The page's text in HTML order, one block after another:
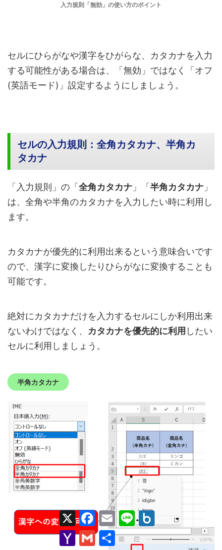
入力規則「無効」の使い方のポイント
セルにひらがなや漢字をひがらな、カタカナを入力
する可能性がある場合は、「無効」ではなく「オフ
(英語モード)」設定するようにしましょう。
セルの入力規則：全角カタカナ、半角カ
タカナ
「入力規則」の「 全角カタカナ 」「 半角カタカナ 」
は、全角や半角のカタカナを入力したい時に利用し
ます。
カタカナが優先的に利用出来るという意味合いです
ので、漢字に変換したりひらがなに変換することも
可能です。
絶対にカタカナだけを入力するセルにしか利用出来
ないわけではなく、 カタカナを優先的に利用 したい
セルに利用しましょう。
半角カタカナ
X
F
a
c
b
E
m
a
L
i
n
e
o
x
.
Y
a
G
m
共
有